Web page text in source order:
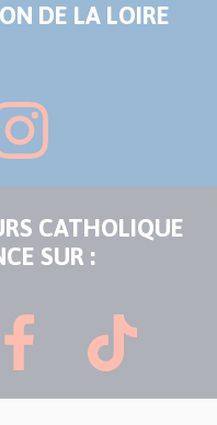
DE LA LOIRE
CATHOLIQUE
SUR :